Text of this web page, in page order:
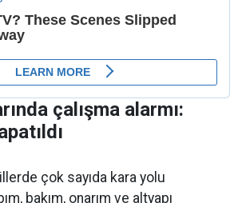
çalışma alarmı:
çok sayıda kara yolu
bakım, onarım ve altyapı